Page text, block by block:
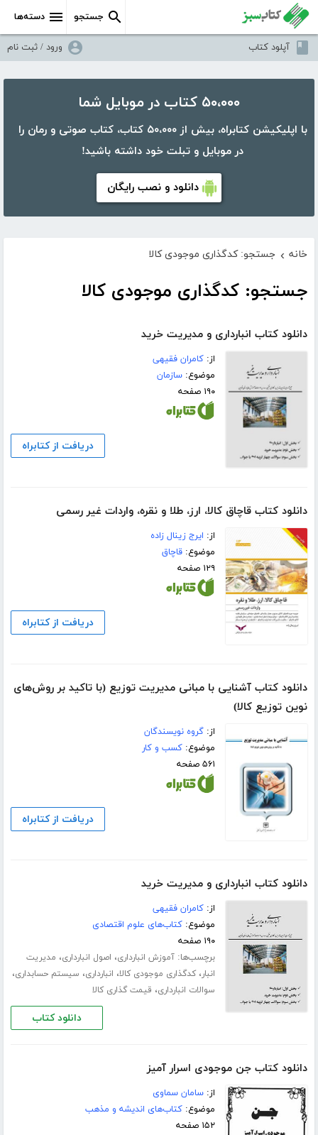
دسته‌ها جستجو
آپلود کتاب ورود / ثبت نام
۵۰،۰۰۰ کتاب در موبایل شما
با اپلیکیشن کتابراه، بیش از ۵۰،۰۰۰ کتاب، کتاب صوتی و رمان را
در موبایل و تبلت خود داشته باشید!
دانلود و نصب رایگان
خانه › جستجو: کدگذاری موجودی کالا
جستجو: کدگذاری موجودی کالا
دانلود کتاب انبارداری و مدیریت خرید
از:کامران فقیهی
موضوع:سازمان
۱۹۰ صفحه
دریافت از کتابراه
دانلود کتاب قاچاق کالا، ارز، طلا و نقره، واردات غیر رسمی
از: ایرج زینال زاده
موضوع:قاچاق
۱۲۹ صفحه
دریافت از کتابراه
دانلود کتاب آشنایی با مبانی مدیریت توزیع (با تاکید بر روش‌های
نوین توزیع کالا)
از:گروه نویسندگان
موضوع:کسب و کار
۵۶۱ صفحه
دریافت از کتابراه
دانلود کتاب انبارداری و مدیریت خرید
از:کامران فقیهی
موضوع:کتاب‌های علوم اقتصادی
۱۹۰ صفحه
برچسب‌ها:آموزش انبارداری، اصول انبارداری، مدیریت
انبار،کدگذاری موجودی کالا، انبارداری، سیستم حسابداری،
سوالات انبارداری، قیمت گذاری کالا
دانلود کتاب
دانلود کتاب جن موجودی اسرار آمیز
از:سامان سماوی
موضوع:کتاب‌های اندیشه و مذهب
۱۵۲ صفحه